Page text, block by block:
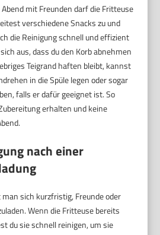
mit Freunden darf die Fritteuse
verschiedene Snacks zu und
die Reinigung schnell und effizient
aus, dass du den Korb abnehmen
Teigrand haften bleibt, kannst
in die Spüle legen oder sogar
falls er dafür geeignet ist. So
erhalten und keine
nach einer
sich kurzfristig, Freunde oder
Wenn die Fritteuse bereits
du sie schnell reinigen, um sie